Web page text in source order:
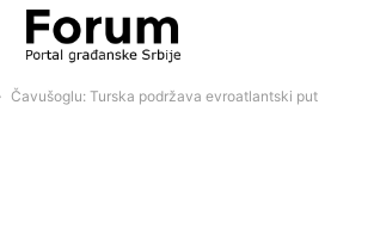
Čavušoglu: Turska podržava evroatlantski put